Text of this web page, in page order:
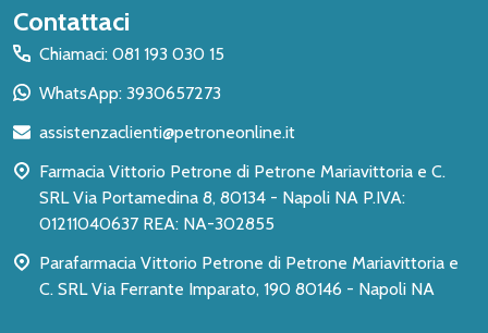
Inizio
del
piè
pagina
Contattaci
Chiamaci: 081 193 030 15
WhatsApp: 3930657273
assistenzaclienti@petroneonline.it
Farmacia Vittorio Petrone di Petrone Mariavittoria e C.
SRL Via Portamedina 8, 80134 - Napoli NA P.IVA:
01211040637 REA: NA-302855
Parafarmacia Vittorio Petrone di Petrone Mariavittoria e
C. SRL Via Ferrante Imparato, 190 80146 - Napoli NA